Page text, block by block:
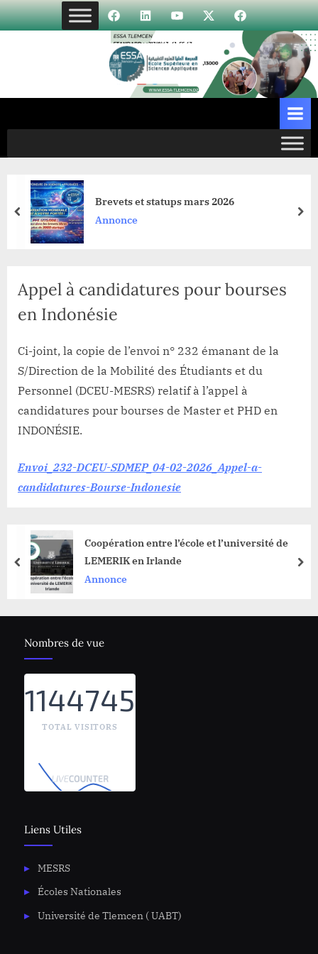
Skip
to
Élément
de
menu
Élément
de
menu
Élément
de
Élément
de
menu
Incubateur
Brevets et statups mars 2026
Annonce
prev
Appel à candidatures pour bourses
en Indonésie
Ci-joint, la copie de l’envoi n° 232 émanant de la
S/Direction de la Mobilité des Étudiants et du
Personnel (DCEU-MESRS) relatif à l’appel à
candidatures pour bourses de Master et PHD en
INDONÉSIE.
Envoi_232-DCEU-SDMEP_04-02-2026_Appel-a-
candidatures-Bourse-Indonesie
Coopération entre l’école et l’université de
LEMERIK en Irlande
Annonce
prev
Nombres de vue
1144745
TOTAL VISITORS
Liens Utiles
MESRS
Écoles Nationales
Université de Tlemcen ( UABT)